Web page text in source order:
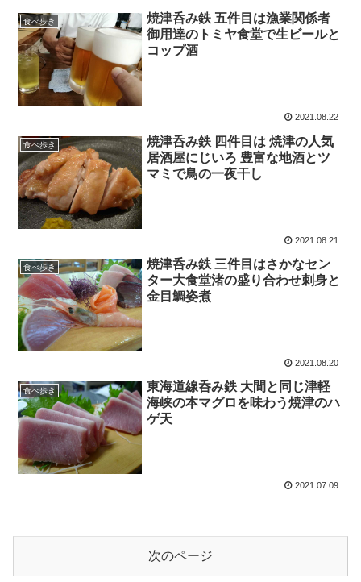
食べ歩き
焼津呑み鉄 五件目は漁業関係者
御用達のトミヤ食堂で生ビールと
コップ酒
2021.08.22
食べ歩き
焼津呑み鉄 四件目は 焼津の人気
居酒屋にじいろ 豊富な地酒とツ
マミで鳥の一夜干し
2021.08.21
食べ歩き
焼津呑み鉄 三件目はさかなセン
ター大食堂渚の盛り合わせ刺身と
金目鯛姿煮
2021.08.20
食べ歩き
東海道線呑み鉄 大間と同じ津軽
海峡の本マグロを味わう焼津のハ
ゲ天
2021.07.09
次のページ